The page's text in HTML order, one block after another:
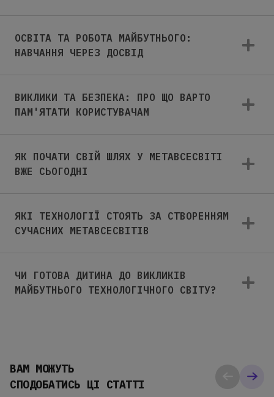
ОСВІТА ТА РОБОТА МАЙБУТНЬОГО:
НАВЧАННЯ ЧЕРЕЗ ДОСВІД
ВИКЛИКИ ТА БЕЗПЕКА: ПРО ЩО ВАРТО
ПАМ'ЯТАТИ КОРИСТУВАЧАМ
ЯК ПОЧАТИ СВІЙ ШЛЯХ У МЕТАВСЕСВІТІ
ВЖЕ СЬОГОДНІ
ЯКІ ТЕХНОЛОГІЇ СТОЯТЬ ЗА СТВОРЕННЯМ
СУЧАСНИХ МЕТАВСЕСВІТІВ
ЧИ ГОТОВА ДИТИНА ДО ВИКЛИКІВ
МАЙБУТНЬОГО ТЕХНОЛОГІЧНОГО СВІТУ?
ВАМ МОЖУТЬ
СПОДОБАТИСЬ ЦІ СТАТТІ